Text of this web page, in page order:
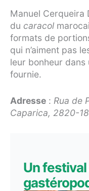
Manuel Cerqueira
du caracol
formats de
qui n’aiment pas
leur bonheur
fournie.
Adresse : Rua de
Caparica, 2820-
Un festival